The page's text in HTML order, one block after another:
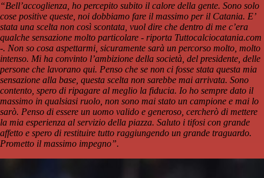
“Bell’accoglienza, ho percepito subito il calore della gente. Sono solo
cose positive queste, noi dobbiamo fare il massimo per il Catania. E’
stata una scelta non così scontata, vuol dire che dentro di me c’era
qualche sensazione molto particolare - riporta Tuttocalciocatania.com
-. Non so cosa aspettarmi, sicuramente sarà un percorso molto, molto
intenso. Mi ha convinto l’ambizione della società, del presidente, delle
persone che lavorano qui. Penso che se non ci fosse stata questa mia
sensazione alla base, questa scelta non sarebbe mai arrivata. Sono
contento, spero di ripagare al meglio la fiducia. Io ho sempre dato il
massimo in qualsiasi ruolo, non sono mai stato un campione e mai lo
sarò. Penso di essere un uomo valido e generoso, cercherò di mettere
la mia esperienza al servizio della piazza. Saluto i tifosi con grande
affetto e spero di restituire tutto raggiungendo un grande traguardo.
Prometto il massimo impegno”.